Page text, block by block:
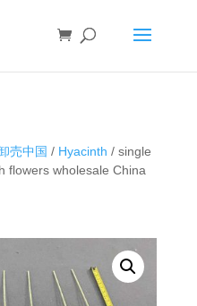
売中国 / Hyacinth / single
flowers wholesale China